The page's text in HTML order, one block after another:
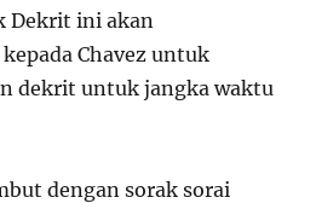
Dekrit ini akan
Chavez untuk
dekrit untuk jangka waktu
dengan sorak sorai